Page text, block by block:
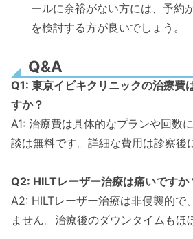
ールに余裕がない方には、予約
を検討する方が良いでしょう。
Q&A
Q1: 東京イビキクリニックの治療費
すか？
A1: 治療費は具体的なプランや回数
談は無料です。詳細な費用は診察後
Q2: HILTレーザー治療は痛いですか
A2: HILTレーザー治療は非侵襲的で
ません。治療後のダウンタイムもほ